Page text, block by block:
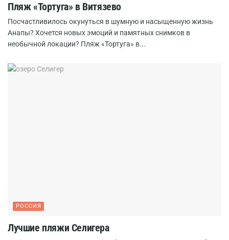
Пляж «Тортуга» в Витязево
Посчастливилось окунуться в шумную и насыщенную жизнь
Анапы? Хочется новых эмоций и памятных снимков в
необычной локации? Пляж «Тортуга» в...
РОССИЯ
Лучшие пляжи Селигера